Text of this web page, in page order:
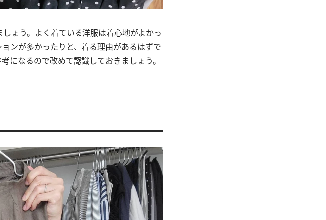
ょう。よく着ている洋服は着心地がよかっ
ンが多かったりと、着る理由があるはずで
になるので改めて認識しておきましょう。